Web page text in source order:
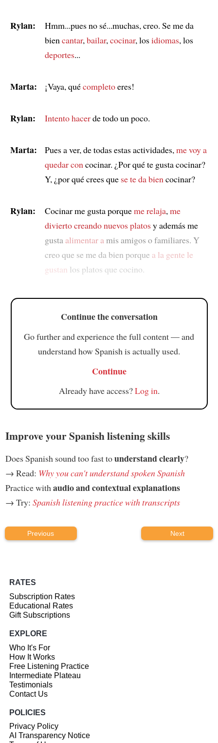
Rylan:
Hmm...pues no sé...muchas, creo. Se me da
bien cantar, bailar, cocinar, losidiomas, los
deportes...
Marta: ¡Vaya, quécompletoeres!
Rylan: Intento hacerde todo un poco.
Marta: Pues a ver, de todas estas actividades, me voy a
quedar con cocinar. ¿Por qué te gusta cocinar?
Y, ¿por qué crees que se te da bien cocinar?
Rylan: Cocinar me gusta porqueme relaja, me
divierto creandonuevos platosy además me
gusta alimentar a mis amigos o familiares. Y
creo que se me da bien porque a la gente le
gustan los platos que cocino.
Continue the conversation
Go further and experience the full content — and
understand how Spanish is actually used.
Continue
Already have access?Log in.
Improve your Spanish listening skills
Does Spanish sound too fast tounderstand clearly?
→ Read: Why you can't understand spoken Spanish
Practice with audio and contextual explanations
→ Try: Spanish listening practice with transcripts
Previous Next
RATES
Subscription Rates
Educational Rates
Gift Subscriptions
EXPLORE
Who It's For
How It Works
Free Listening Practice
Intermediate Plateau
Testimonials
Contact Us
POLICIES
Privacy Policy
AI Transparency Notice